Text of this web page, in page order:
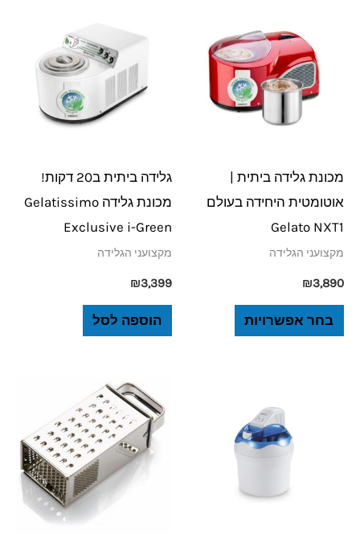
מכונת גלידה ביתית |
אוטומטית היחידה בעולם
Gelato NXT1
מקצועני הגלידה
₪3,890
בחר אפשרויות
זה
יש
מספר
סוגים.
את
האפשרויות
גלידה ביתית ב20 דקות!
מכונת גלידה Gelatissimo
Exclusive i-Green
מקצועני הגלידה
₪3,399
הוספה לסל